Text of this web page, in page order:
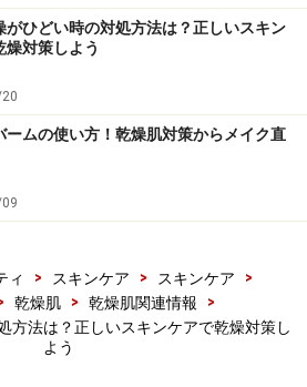
ではなく、“浸透させる”つもりで
み込むようにしてなじませるハン
。乾燥しやすい目元や口元は重ね
いて刺激を与えるようなパッティ
るべく避けましょう。
がひどい時の対処方法は？正しいスキン
燥対策しよう
ームの使い方！乾燥肌対策からメイク直
ィ > スキンケア > スキンケア
>
乾燥肌 > 乾燥肌関連情報
>
方法は？正しいスキンケアで乾燥対策し
よう